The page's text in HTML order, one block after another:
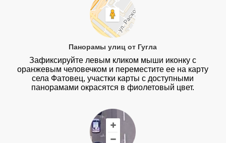
Панорамы улиц от Гугла
Зафиксируйте левым кликом мыши иконку с
оранжевым человечком и переместите ее на карту
села Фатовец, участки карты с доступными
панорамами окрасятся в фиолетовый цвет.